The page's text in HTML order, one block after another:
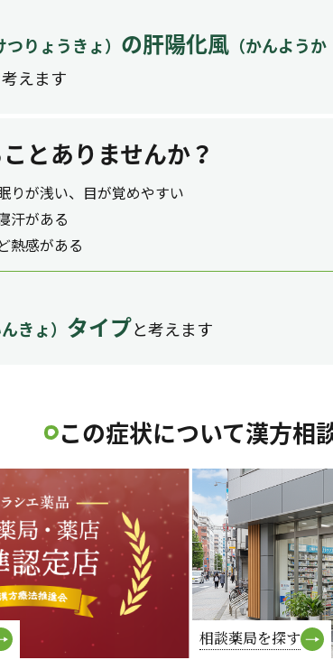
つりょうきょ） の肝陽化風 （かんようか
えます
とありませんか？
りが浅い、目が覚めやすい
汗がある
熱感がある
きょ） タイプと考えます
この症状について漢方相
相談薬局を探す